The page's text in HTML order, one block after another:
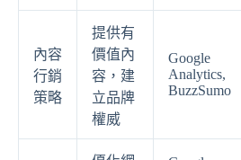
內容
行銷
策略
提供有
價值內
容，建
立品牌
權威
Google
Analytics,
BuzzSumo